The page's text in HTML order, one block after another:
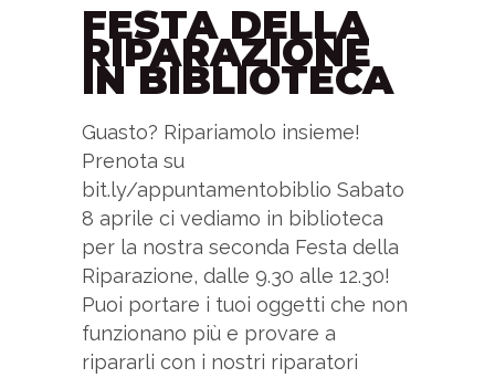
FESTA DELLA
RIPARAZIONE
IN BIBLIOTECA
Guasto? Ripariamolo insieme!
Prenota su
bit.ly/appuntamentobiblio Sabato
8 aprile ci vediamo in biblioteca
per la nostra seconda Festa della
Riparazione, dalle 9.30 alle 12.30!
Puoi portare i tuoi oggetti che non
funzionano più e provare a
ripararli con i nostri riparatori